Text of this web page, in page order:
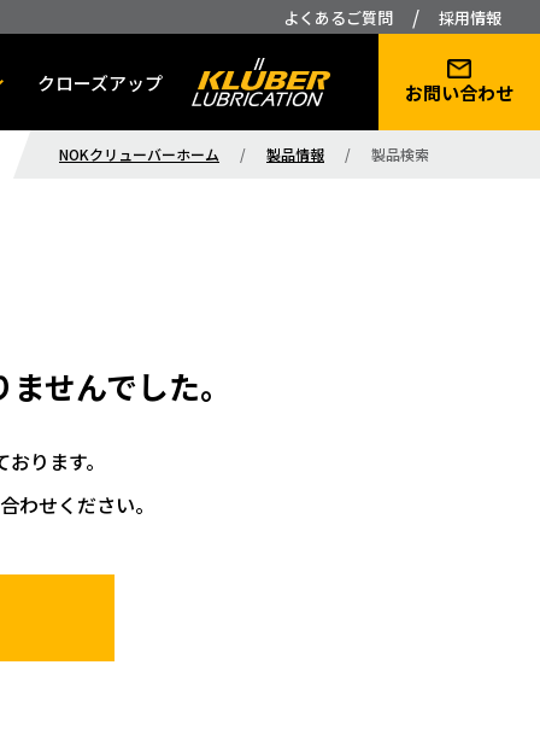
よくあるご質問 / 採用情報
クローズアップ お問い合わせ
NOKクリューバーホーム / 製品情報 / 製品検索
せんでした。
ります。
わせください。